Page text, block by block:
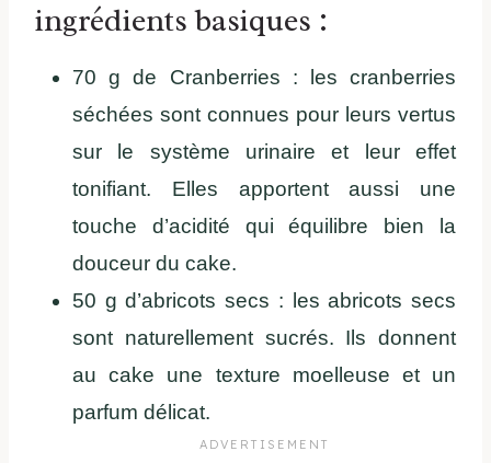
ingrédients basiques :
70 g de Cranberries : les cranberries
séchées sont connues pour leurs vertus
sur le système urinaire et leur effet
tonifiant. Elles apportent aussi une
touche d’acidité qui équilibre bien la
douceur du cake.
50 g d’abricots secs : les abricots secs
sont naturellement sucrés. Ils donnent
au cake une texture moelleuse et un
parfum délicat.